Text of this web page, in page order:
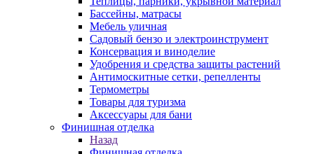
Бассейны, матрасы
Мебель уличная
Садовый бензо и электроинструмент
Консервация и виноделие
Удобрения и средства защиты растений
Антимоскитные сетки, репелленты
Термометры
Товары для туризма
Аксессуары для бани
Финишная отделка
Назад